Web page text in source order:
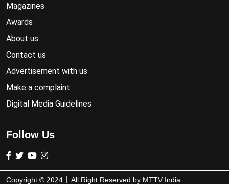
Magazines
Awards
About us
Contact us
Advertisement with us
Make a complaint
Digital Media Guidelines
Follow Us
Copyright © 2024 | All Right Reserved by MTTV India